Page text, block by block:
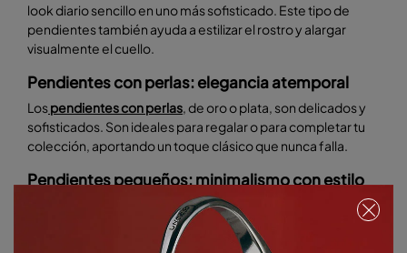
look diario sencillo en uno más sofisticado. Este tipo de
pendientes también ayuda a estilizar el rostro y alargar
visualmente el cuello.
Pendientes con perlas: elegancia atemporal
Lospendientes con perlas, de oro o plata, son delicados y
sofisticados. Son ideales para regalar o para completar tu
colección, aportando un toque clásico que nunca falla.
Pendientes pequeños: minimalismo con estilo
No todo es grande y llamativo; lospendientes pequeños
son básicos imprescindibles. Con diseños limpios y
delicados, encajan en cualquier ocasión: trabajo, reuniones